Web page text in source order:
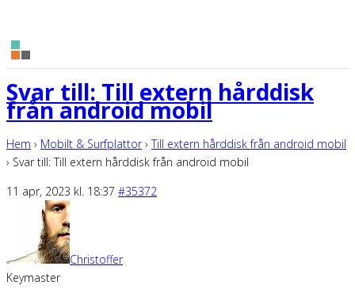
Svar till: Till extern hårddisk
från android mobil
Hem › Mobilt & Surfplattor › Till extern hårddisk från android mobil
› Svar till: Till extern hårddisk från android mobil
11 apr, 2023 kl. 18:37 #35372
Christoffer
Keymaster